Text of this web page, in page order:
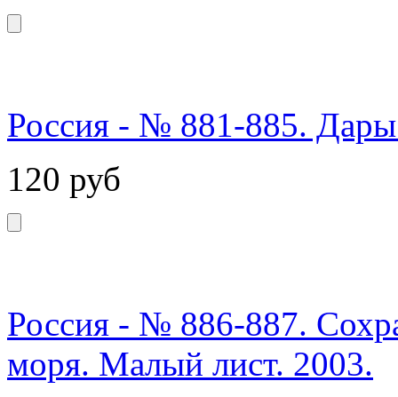
Россия - № 881-885.
120 руб
Россия - № 886-887.
моря. Малый лист. 2003.